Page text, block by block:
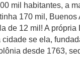
mil habitantes, a
170 mil, Buenos
de 12 mil! A própria
se ela,
desde 1763,